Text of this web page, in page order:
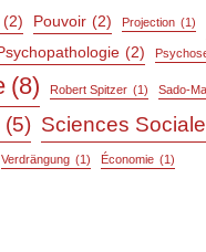
(2) Pouvoir (2) Projection (1)
(2)
(8) Robert Spitzer (1) Sado-
(5) Sciences
Verdrängung (1) Économie (1)